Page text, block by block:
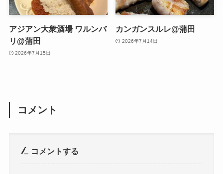
アジアン大衆酒場 ワルンバ
リ@蒲田
2026年7月15日
カンガンスルレ@蒲田
2026年7月14日
コメント
コメントする